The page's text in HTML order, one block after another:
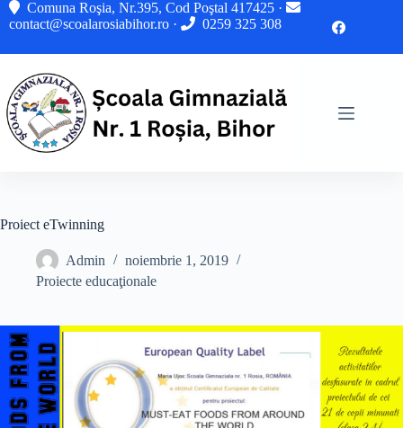
Sari Comuna Roşia, Nr.395, Cod Poştal 417425 ·
contact@scoalarosiabihor.ro · 0259 325 308
Proiect eTwinning
Admin
noiembrie 1, 2019
Proiecte educaţionale